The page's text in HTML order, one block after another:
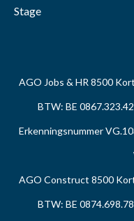
Stage
AGO Jobs & HR 8500
BTW: BE
Erkenningsnummer
AGO Construct 8500
BTW: BE